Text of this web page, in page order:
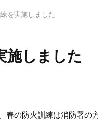
を実施しました
施しました
春の防火訓練は消防署の